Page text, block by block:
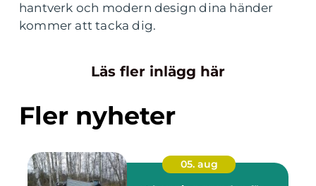
hantverk och modern design dina händer
kommer att tacka dig.
Läs fler inlägg här
Fler nyheter
05. aug